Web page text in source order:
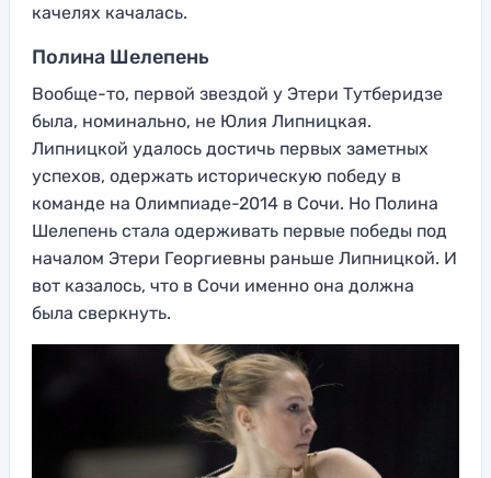
качелях качалась.
Полина Шелепень
Вообще-то, первой звездой у Этери Тутберидзе
была, номинально, не Юлия Липницкая.
Липницкой удалось достичь первых заметных
успехов, одержать историческую победу в
команде на Олимпиаде-2014 в Сочи. Но Полина
Шелепень стала одерживать первые победы под
началом Этери Георгиевны раньше Липницкой. И
вот казалось, что в Сочи именно она должна
была сверкнуть.